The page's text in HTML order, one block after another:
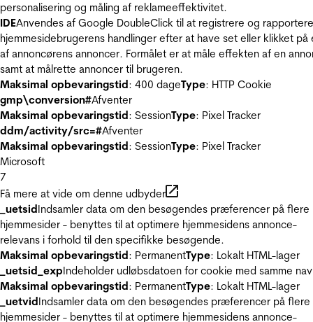
personalisering og måling af reklameeffektivitet.
IDEAnvendes af Google DoubleClick til at registrere og
hjemmesidebrugerens handlinger efter at have set eller klikket på
af annoncørens annoncer. Formålet er at måle effekten af en
samt at målrette annoncer til brugeren.
Maksimal opbevaringstid: 400 dageType: HTTP Cookie
gmp\conversion#Afventer
Maksimal opbevaringstid: SessionType: Pixel Tracker
ddm/activity/src=#Afventer
Maksimal opbevaringstid: SessionType: Pixel Tracker
Microsoft
7
Få mere at vide om denne udbyder
_uetsidIndsamler data om den besøgendes præferencer på flere
hjemmesider - benyttes til at optimere hjemmesidens annonce-
relevans i forhold til den specifikke besøgende.
Maksimal opbevaringstid: PermanentType: Lokalt HTML-lager
_uetsid_expIndeholder udløbsdatoen for cookie med samme
Maksimal opbevaringstid: PermanentType: Lokalt HTML-lager
_uetvidIndsamler data om den besøgendes præferencer på flere
hjemmesider - benyttes til at optimere hjemmesidens annonce-